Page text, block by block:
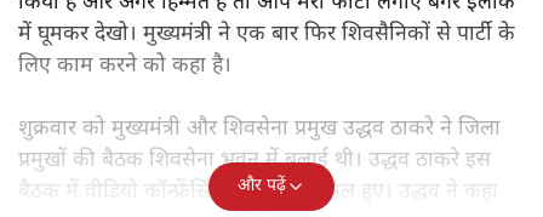
ने शिवसेना के जिला प्रमुखों की बैठक में बागी विधायकों पर
जमकर निशाना साधा है। मुख्यमंत्री उद्धव ठाकरे ने शुक्रवार को
जिला और विभाग प्रमुखों को संबोधित करते हुए कहा कि जिन